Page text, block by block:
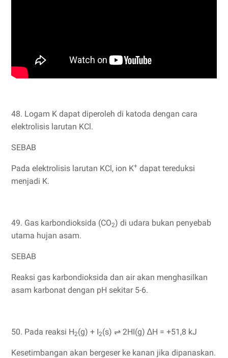
48. Logam K dapat diperoleh di katoda dengan cara
elektrolisis larutan KCl.
SEBAB
Pada elektrolisis larutan KCl, ion K+ dapat tereduksi
menjadi K.
49. Gas karbondioksida (CO2) di udara bukan penyebab
utama hujan asam.
SEBAB
Reaksi gas karbondioksida dan air akan menghasilkan
asam karbonat dengan pH sekitar 5-6.
50. Pada reaksi H2(g) + I2(s) ⇌ 2HI(g) ∆H = +51,8 kJ
Kesetimbangan akan bergeser ke kanan jika dipanaskan.